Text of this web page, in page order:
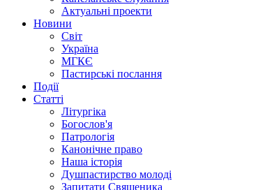
Актуальні проекти
Новини
Світ
Україна
МГКЄ
Пастирські послання
Події
Статті
Літургіка
Богослов'я
Патрологія
Канонічне право
Наша історія
Душпастирство молоді
Запитати Священика